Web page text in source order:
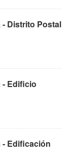
Distrito Postal
- Edificio
Edificación